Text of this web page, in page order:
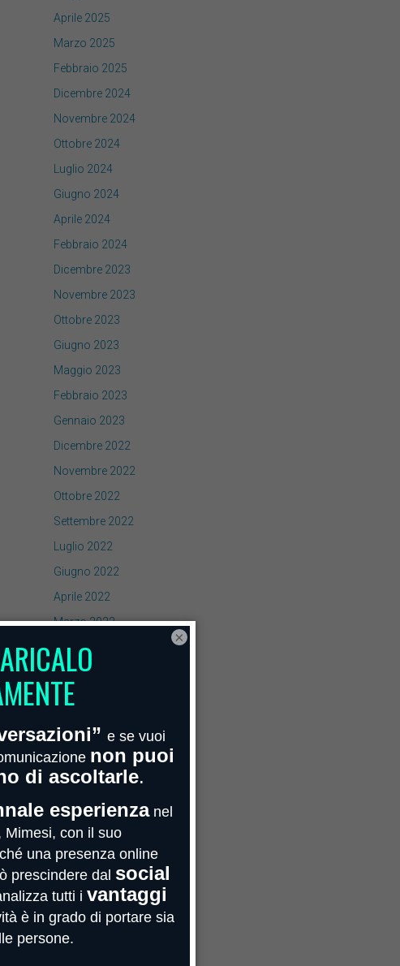
Aprile 2025
Marzo 2025
Febbraio 2025
Dicembre 2024
Novembre 2024
Ottobre 2024
Luglio 2024
Giugno 2024
Aprile 2024
Febbraio 2024
Dicembre 2023
Novembre 2023
Ottobre 2023
Giugno 2023
Maggio 2023
Febbraio 2023
Gennaio 2023
Dicembre 2022
Novembre 2022
Ottobre 2022
Settembre 2022
Luglio 2022
Giugno 2022
Aprile 2022
Marzo 2022
Febbraio 2022
Gennaio 2022
Novembre 2021
Aprile 2021
Febbraio 2021
Gennaio 2021
Agosto 2020
Luglio 2020
Giugno 2020
×